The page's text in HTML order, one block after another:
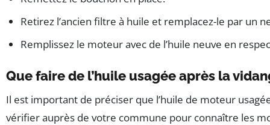
Retirez l’ancien filtre à huile et remplacez-le par un
Remplissez le moteur avec de l’huile neuve en
Que faire de l’huile usagée après la
Il est important de préciser que l’huile de moteur
vérifier auprès de votre commune pour connaître les